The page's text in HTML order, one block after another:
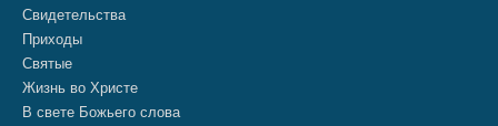
Свидетельства
Приходы
Святые
Жизнь во Христе
В свете Божьего слова